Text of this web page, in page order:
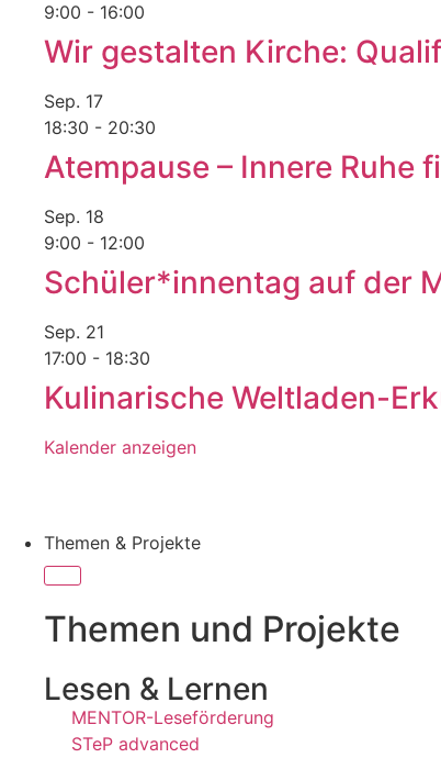
9:00 - 16:00
Wir gestalten Kirche:
Sep. 17
18:30 - 20:30
Atempause – Innere Ruhe
Sep. 18
9:00 - 12:00
Schüler*innentag auf der
Sep. 21
17:00 - 18:30
Kulinarische Weltladen-
Kalender anzeigen
Themen & Projekte
Themen und Projekte
Lesen & Lernen
MENTOR-Leseförderung
STeP advanced